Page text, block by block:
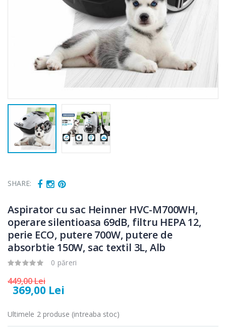
SHARE:
Aspirator cu sac Heinner HVC-M700WH,
operare silentioasa 69dB, filtru HEPA 12,
perie ECO, putere 700W, putere de
absorbtie 150W, sac textil 3L, Alb
0 păreri
449,00 Lei
369,00 Lei
Ultimele 2 produse (intreaba stoc)
-15%
Cuptor cu
microunde
Heinner ...
289,00 Lei
-33%
Espressor
automat
799,00 Lei
-21%
Masina de tocat
carne Bosch ...
549,00 Lei